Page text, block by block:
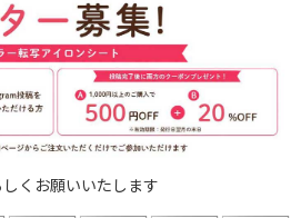
しくお願いいたします